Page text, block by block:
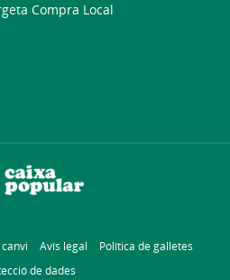
Compra Local
Avís legal
Política de galletes
de dades